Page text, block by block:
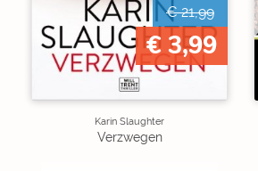
€ 21,99
€ 3,99
Karin Slaughter
Verzwegen